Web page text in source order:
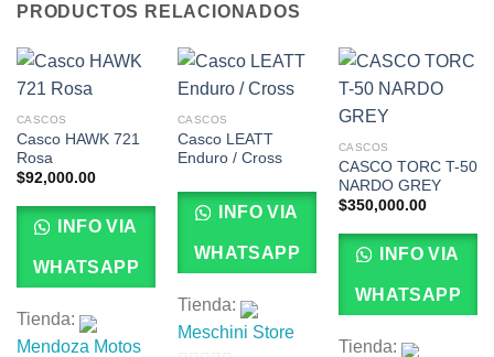
PRODUCTOS RELACIONADOS
CASCOS
Casco HAWK 721
Rosa
$92,000.00
INFO VIA
WHATSAPP
Tienda:
Mendoza Motos
CASCOS
Casco LEATT
Enduro / Cross
INFO VIA
WHATSAPP
Tienda:
Meschini Store
CASCOS
CASCO TORC T-50
NARDO GREY
$350,000.00
INFO VIA
WHATSAPP
Tienda: